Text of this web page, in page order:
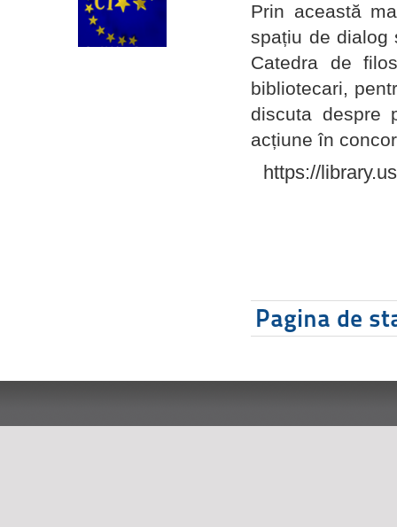
Prin această
spațiu de dialog
Catedra de
bibliotecari,
discuta despre
acțiune în
https://
Pagina de